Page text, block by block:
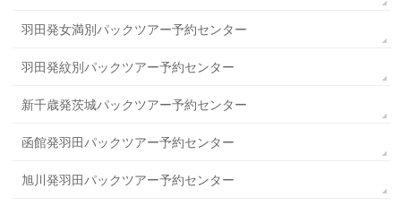
羽田発女満別パックツアー予約センター
羽田発紋別パックツアー予約センター
新千歳発茨城パックツアー予約センター
函館発羽田パックツアー予約センター
旭川発羽田パックツアー予約センター